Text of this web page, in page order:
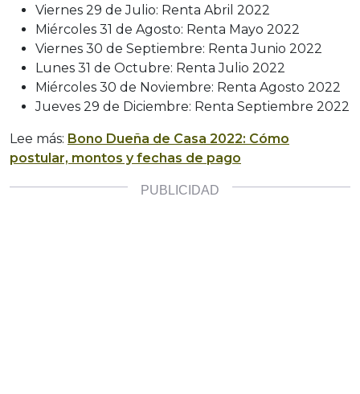
Viernes 29 de Julio: Renta Abril 2022
Miércoles 31 de Agosto: Renta Mayo 2022
Viernes 30 de Septiembre: Renta Junio 2022
Lunes 31 de Octubre: Renta Julio 2022
Miércoles 30 de Noviembre: Renta Agosto 2022
Jueves 29 de Diciembre: Renta Septiembre 2022
Lee más: Bono Dueña de Casa 2022: Cómo
postular, montos y fechas de pago